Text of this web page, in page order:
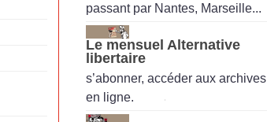
passant par Nantes, Marseille...
Le mensuel Alternative
libertaire
s’abonner, accéder aux archives
en ligne.